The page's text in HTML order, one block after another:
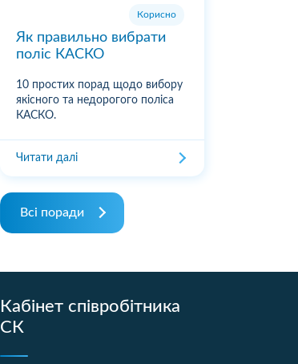
Корисно
Як правильно вибрати
поліс КАСКО
10 простих порад щодо вибору
якісного та недорогого поліса
КАСКО.
Читати далі
Всі поради
Кабінет співробітника
СК